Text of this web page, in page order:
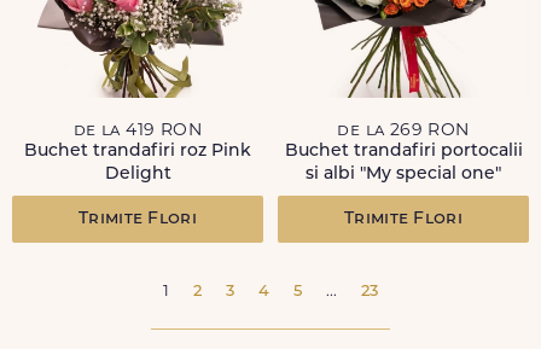
de la 419 RON
Buchet trandafiri roz Pink
Delight
Trimite Flori
de la 269 RON
Buchet trandafiri portocalii
si albi "My special one"
Trimite Flori
1 2 3 4 5 ... 23